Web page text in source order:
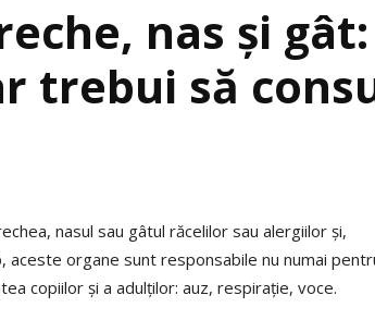
nas și
trebui să
nasul sau gâtul răcelilor sau alergiilor și,
organe sunt responsabile nu numai
copiilor și a adulților: auz, respirație, voce.